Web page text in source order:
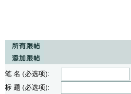
笔 名 (必选项):
标 题 (必选项):